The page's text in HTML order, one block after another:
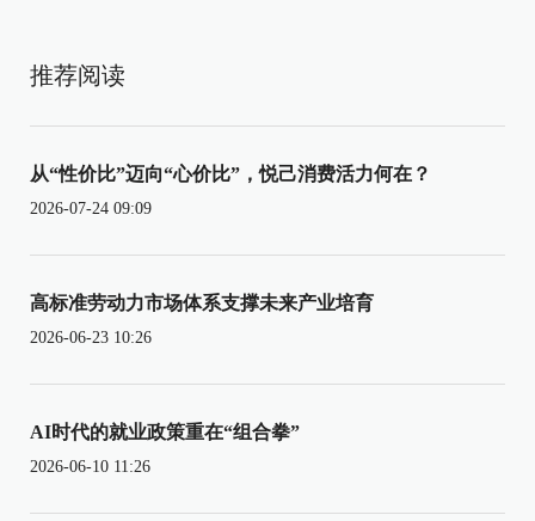
推荐阅读
从“性价比”迈向“心价比”，悦己消费活力何在？
2026-07-24 09:09
高标准劳动力市场体系支撑未来产业培育
2026-06-23 10:26
AI时代的就业政策重在“组合拳”
2026-06-10 11:26